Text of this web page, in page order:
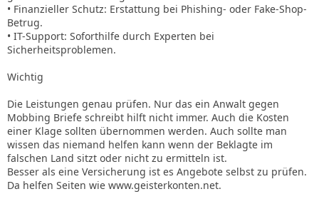
• Finanzieller Schutz: Erstattung bei Phishing- oder Fake-Shop-
Betrug.
• IT-Support: Soforthilfe durch Experten bei
Sicherheitsproblemen.
Wichtig
Die Leistungen genau prüfen. Nur das ein Anwalt gegen
Mobbing Briefe schreibt hilft nicht immer. Auch die Kosten
einer Klage sollten übernommen werden. Auch sollte man
wissen das niemand helfen kann wenn der Beklagte im
falschen Land sitzt oder nicht zu ermitteln ist.
Besser als eine Versicherung ist es Angebote selbst zu prüfen.
Da helfen Seiten wie www.geisterkonten.net.